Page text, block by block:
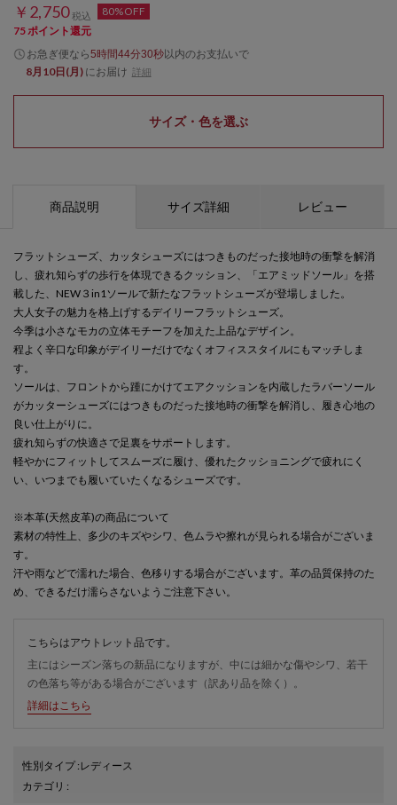
￥2,750税込
80%OFF
75ポイント還元
お急ぎ便なら5時間44分30秒以内のお支払いで
8月10日(月) にお届け 詳細
サイズ・色を選ぶ
商品説明 サイズ詳細 レビュー
フラットシューズ、カッタシューズにはつきものだった接地時の衝撃を解消
し、疲れ知らずの歩行を体現できるクッション、「エアミッドソール」を搭
載した、NEW３in1ソールで新たなフラットシューズが登場しました。
大人女子の魅力を格上げするデイリーフラットシューズ。
今季は小さなモカの立体モチーフを加えた上品なデザイン。
程よく辛口な印象がデイリーだけでなくオフィススタイルにもマッチしま
す。
ソールは、フロントから踵にかけてエアクッションを内蔵したラバーソール
がカッターシューズにはつきものだった接地時の衝撃を解消し、履き心地の
良い仕上がりに。
疲れ知らずの快適さで足裏をサポートします。
軽やかにフィットしてスムーズに履け、優れたクッショニングで疲れにく
い、いつまでも履いていたくなるシューズです。
※本革(天然皮革)の商品について
素材の特性上、多少のキズやシワ、色ムラや擦れが見られる場合がございま
す。
汗や雨などで濡れた場合、色移りする場合がございます。革の品質保持のた
め、できるだけ濡らさないようご注意下さい。
こちらはアウトレット品です。
主にはシーズン落ちの新品になりますが、中には細かな傷やシワ、若干
の色落ち等がある場合がございます（訳あり品を除く）。
詳細はこちら
性別タイプ : レディース
カテゴリ :